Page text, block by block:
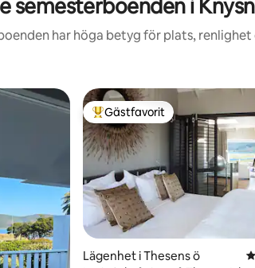
semesterboenden i
har höga betyg för plats, renlighet
Populär gästfavorit
Gästfavorit
Lägenhet i Thesens ö